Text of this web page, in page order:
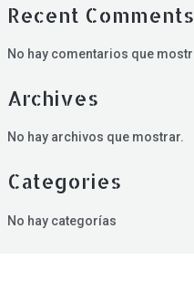
Recent Comments
No hay comentarios que
Archives
No hay archivos que mostrar.
Categories
No hay categorías